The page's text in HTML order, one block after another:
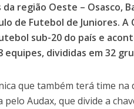
da região Oeste – Osasco,
de Futebol de Juniores.
sub-20 do país e
equipes, divididas em 32
que também terá time
Audax, que divide a